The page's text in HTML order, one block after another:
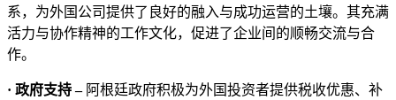
系，为外国公司提供了良好的融入与成功运营的土壤。其充满
活力与协作精神的工作文化，促进了企业间的顺畅交流与合
作。
· 政府支持 –阿根廷政府积极为外国投资者提供税收优惠、补